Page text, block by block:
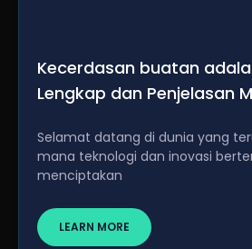
Kecerdasan buatan
Lengkap dan Penjelasan
Selamat datang di dunia yang
mana teknologi dan inovasi
menciptakan
LEARN MORE